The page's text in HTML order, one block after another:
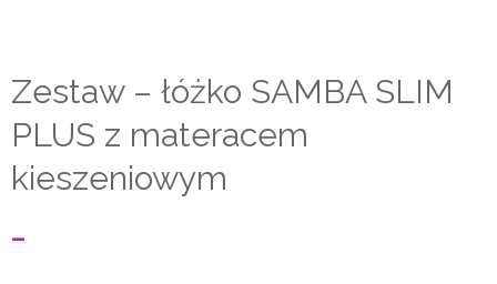
Zestaw – łóżko SAMBA SLIM
PLUS z materacem
kieszeniowym
–